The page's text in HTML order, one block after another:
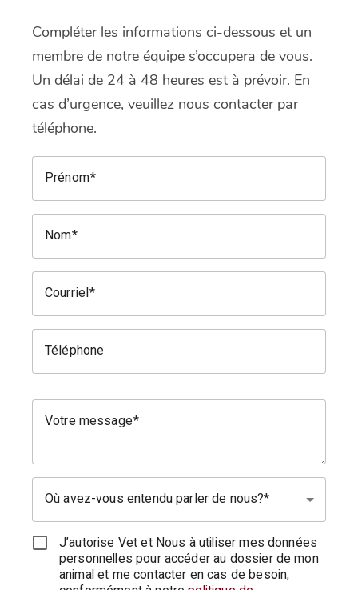
Compléter les informations ci-dessous et un
membre de notre équipe s’occupera de vous.
Un délai de 24 à 48 heures est à prévoir. En
cas d’urgence, veuillez nous contacter par
téléphone.
Prénom
Nom
Courriel
Téléphone
Votre message
Où avez-vous entendu parler de nous?
J’autorise Vet et Nous à utiliser mes données
personnelles pour accéder au dossier de mon
animal et me contacter en cas de besoin,